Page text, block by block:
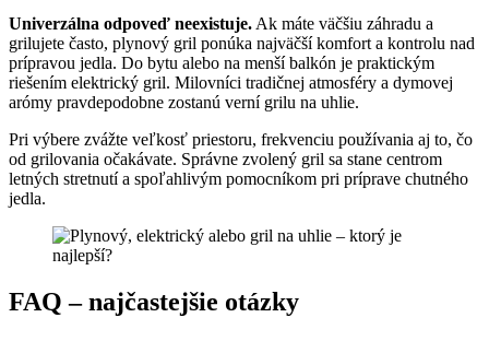
Univerzálna odpoveď neexistuje. Ak máte väčšiu záhradu a
grilujete často, plynový gril ponúka najväčší komfort a kontrolu nad
prípravou jedla. Do bytu alebo na menší balkón je praktickým
riešením elektrický gril. Milovníci tradičnej atmosféry a dymovej
arómy pravdepodobne zostanú verní grilu na uhlie.
Pri výbere zvážte veľkosť priestoru, frekvenciu používania aj to, čo
od grilovania očakávate. Správne zvolený gril sa stane centrom
letných stretnutí a spoľahlivým pomocníkom pri príprave chutného
jedla.
FAQ – najčastejšie otázky